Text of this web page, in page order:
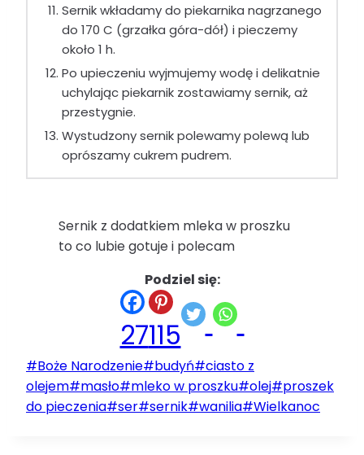
Sernik wkładamy do piekarnika nagrzanego
do 170 C (grzałka góra-dół) i pieczemy
około 1 h.
Po upieczeniu wyjmujemy wodę i delikatnie
uchylając piekarnik zostawiamy sernik, aż
przestygnie.
Wystudzony sernik polewamy polewą lub
oprószamy cukrem pudrem.
Sernik z dodatkiem mleka w proszku
to co lubie gotuje i polecam
Podziel się:
27115
Tagi
wpisu:
#Boże Narodzenie#budyń#ciasto z
olejem#masło#mleko w proszku#olej#proszek
do pieczenia#ser#sernik#wanilia#Wielkanoc